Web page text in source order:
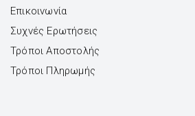
Επικοινωνία
Συχνές Ερωτήσεις
Τρόποι Αποστολής
Τρόποι Πληρωμής